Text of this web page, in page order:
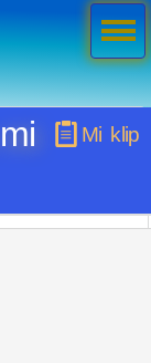
Mi klip
Men
ú